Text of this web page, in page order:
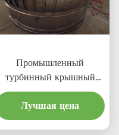
Промышленный
турбинный крышный
вентилятор длиной 500
мм
Лучшая цена